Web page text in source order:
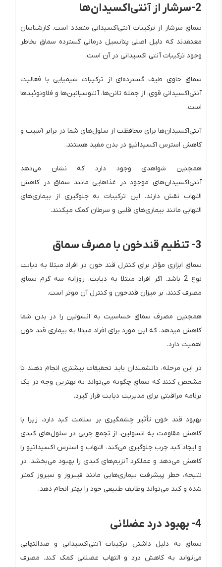
2-سرشار از آنتی‌اکسیدان‌ها
سماق سرشار از ترکیبات آنتی‌اکسیدانی متعدد است. کارشناسان
معتقدند که دلیل اصلی پتانسیل درمانی گسترده سماق بخاطر
وجود ترکیبات آنتی اکسیدانی در آن است.
سماق حاوی طیف گسترده‌ای از ترکیبات شیمیایی با فعالیت
آنتی‌اکسیدانی قوی، از جمله تانن‌ها، آنتوسیانین‌ها و فلاونوئیدها
است.
آنتی‌اکسیدان‌ها برای محافظت از سلول‌های شما در برابر آسیب و
کاهش استرس اکسیداتیو در بدن مفید هستند.
همچنین شواهدی وجود دارد که نشان می‌دهد
آنتی‌اکسیدان‌های موجود در غذاهایی مانند سماق در کاهش
التهاب نقش دارند. این ترکیبات به جلوگیری از بیماری‌های
التهابی مانند بیماری‌های قلبی و سرطان کمک میکنند.
3- تنظیم قندخون با مصرف سماق
سماق ابزاری مؤثر برای کنترل قند خون در افراد مبتلا به دیابت
نوع 2 باشد. اگر افراد مبتلا به دیابت، روزانه سه گرم سماق
مصرف کنند، بر میزان قندخون و کنترل آن موثر است.
همچنین مصرف سماق حساسیت به انسولین را در بدن شما
کاهش میدهد. که این مورد برای افراد مبتلا به بیماری قند خون
اهمیت دارد.
در این مرحله، دانشمندان باید تحقیقات بیشتری انجام دهند تا
مشخص کنند که سماق چگونه می‌تواند به بهترین وجه در یک
برنامه مراقبتی برای مدیریت دیابت قرار گیرد.
بهبود قند خون تأثیر چشمگیری بر سلامت کبد دارد، زیرا با
کاهش مقاومت به انسولین، از تجمع چربی در سلول‌های کبدی
و ایجاد کبد چرب جلوگیری می‌کند، التهاب و استرس اکسیداتیو را
کاهش می‌دهد و عملکرد آنزیم‌های کبدی را بهبود می‌بخشد. در
نتیجه، خطر پیشرفت بیماری‌هایی مانند فیبروز و سیروز کمتر
شده و کبد می‌تواند وظایف طبیعی خود را بهتر انجام دهد.
4- بهبود درد عضلانی
سماق به دلیل داشتن ترکیبات آنتی‌اکسیدانی و ضدالتهابی
می‌تواند به کاهش درد و التهاب عضلانی کمک کند. مصرف